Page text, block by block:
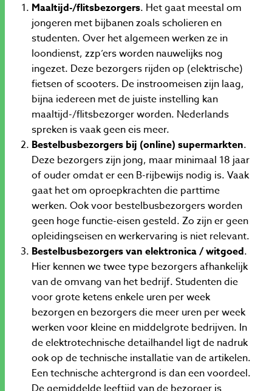
Maaltijd-/flitsbezorgers. Het gaat meestal om
jongeren met bijbanen zoals scholieren en
studenten. Over het algemeen werken ze in
loondienst, zzp’ers worden nauwelijks nog
ingezet. Deze bezorgers rijden op (elektrische)
fietsen of scooters. De instroomeisen zijn laag,
bijna iedereen met de juiste instelling kan
maaltijd-/flitsbezorger worden. Nederlands
spreken is vaak geen eis meer.
Bestelbusbezorgers bij (online) supermarkten.
Deze bezorgers zijn jong, maar minimaal 18 jaar
of ouder omdat er een B-rijbewijs nodig is. Vaak
gaat het om oproepkrachten die parttime
werken. Ook voor bestelbusbezorgers worden
geen hoge functie-eisen gesteld. Zo zijn er geen
opleidingseisen en werkervaring is niet relevant.
Bestelbusbezorgers van elektronica / witgoed.
Hier kennen we twee type bezorgers afhankelijk
van de omvang van het bedrijf. Studenten die
voor grote ketens enkele uren per week
bezorgen en bezorgers die meer uren per week
werken voor kleine en middelgrote bedrijven. In
de elektrotechnische detailhandel ligt de nadruk
ook op de technische installatie van de artikelen.
Een technische achtergrond is dan een voordeel.